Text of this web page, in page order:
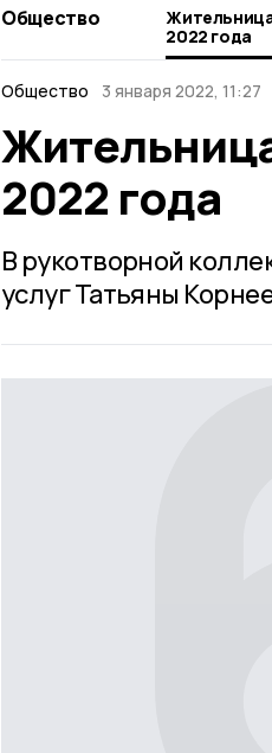
Общество
2022 года
Общество 3 января 2022, 11:27
2022 года
В рукотворной
услуг Татьяны